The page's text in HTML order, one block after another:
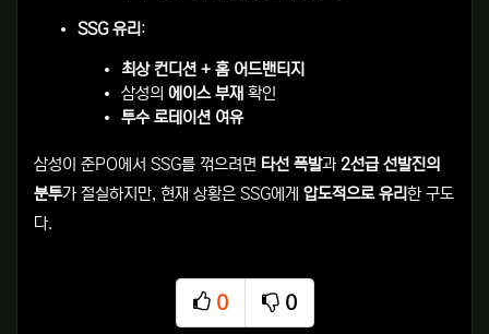
SSG 유리:
최상 컨디션 + 홈 어드밴티지
삼성의 에이스 부재 확인
투수 로테이션 여유
삼성이 준PO에서 SSG를 꺾으려면 타선 폭발과 2선급 선발진의
분투가 절실하지만, 현재 상황은 SSG에게 압도적으로 유리한 구도
다.
0
0